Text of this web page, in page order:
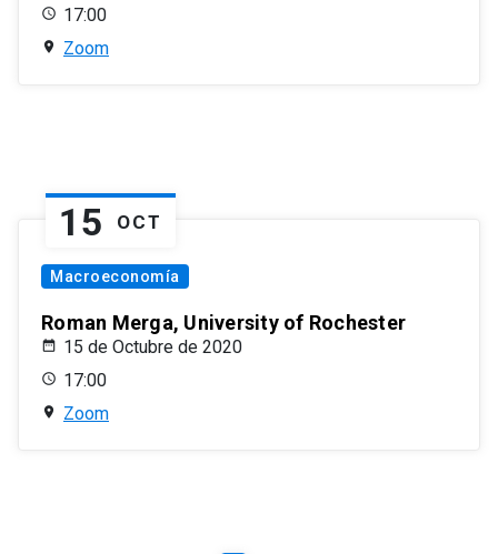
17:00
Zoom
15 OCT
Macroeconomía
Roman Merga, University of Rochester
15 de Octubre de 2020
17:00
Zoom